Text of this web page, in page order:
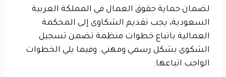
لضمان حماية حقوق العمال في المملكة العربية
السعودية، يجب تقديم الشكاوى إلى المحكمة
العمالية باتباع خطوات منظمة تضمن تسجيل
الشكوى بشكل رسمي ومهني. وفيما يلي الخطوات
الواجب اتباعها: